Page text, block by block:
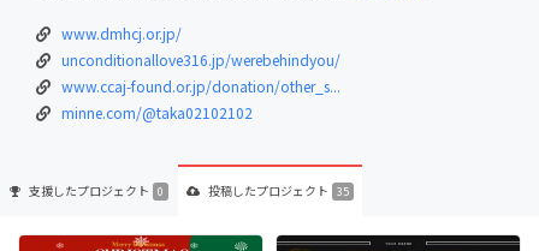
www.dmhcj.or.jp/
unconditionallove316.jp/werebehindyou/
www.ccaj-found.or.jp/donation/other_s...
minne.com/@taka02102102
支援したプロジェクト 0 投稿したプロジェクト 35